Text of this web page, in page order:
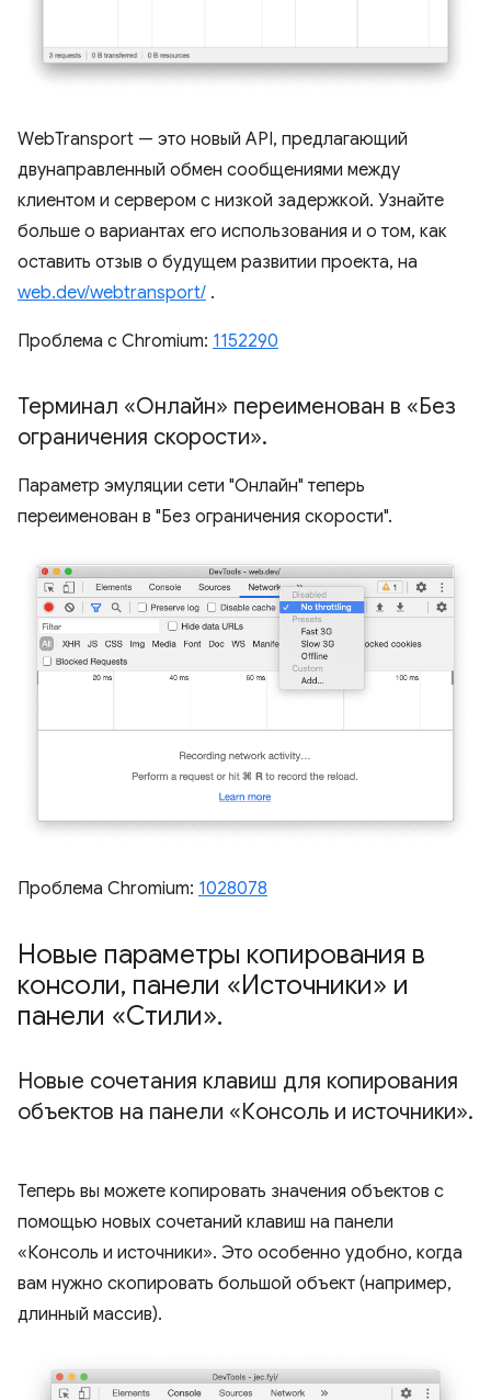
WebTransport — это новый API, предлагающий
двунаправленный обмен сообщениями между
клиентом и сервером с низкой задержкой. Узнайте
больше о вариантах его использования и о том, как
оставить отзыв о будущем развитии проекта, на
web.dev/webtransport/ .
Проблема с Chromium: 1152290
Терминал «Онлайн» переименован в «Без
ограничения скорости».
Параметр эмуляции сети "Онлайн" теперь
переименован в "Без ограничения скорости".
Проблема Chromium: 1028078
Новые параметры копирования в
консоли, панели «Источники» и
панели «Стили».
Новые сочетания клавиш для копирования
объектов на панели «Консоль и источники».
Теперь вы можете копировать значения объектов с
помощью новых сочетаний клавиш на панели
«Консоль и источники». Это особенно удобно, когда
вам нужно скопировать большой объект (например,
длинный массив).